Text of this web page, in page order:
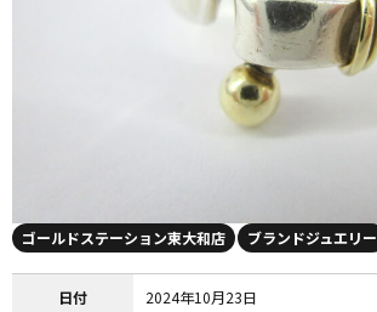
ゴールドステーション東大和店 ブランドジュエリー
日付 2024年10月23日